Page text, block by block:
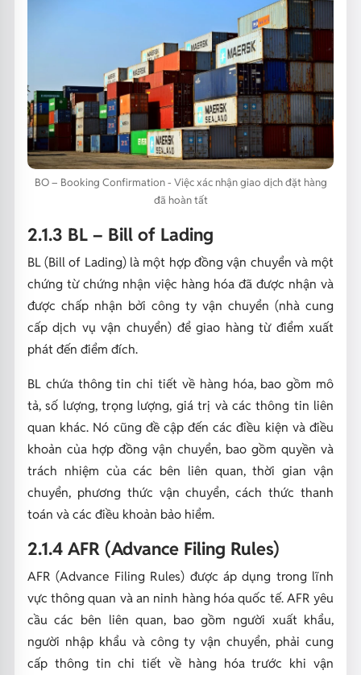
BO – Booking Confirmation - Việc xác nhận giao dịch đặt hàng
đã hoàn tất
2.1.3 BL – Bill of Lading
BL (Bill of Lading) là một hợp đồng vận chuyển và một
chứng từ chứng nhận việc hàng hóa đã được nhận và
được chấp nhận bởi công ty vận chuyển (nhà cung
cấp dịch vụ vận chuyển) để giao hàng từ điểm xuất
phát đến điểm đích.
BL chứa thông tin chi tiết về hàng hóa, bao gồm mô
tả, số lượng, trọng lượng, giá trị và các thông tin liên
quan khác. Nó cũng đề cập đến các điều kiện và điều
khoản của hợp đồng vận chuyển, bao gồm quyền và
trách nhiệm của các bên liên quan, thời gian vận
chuyển, phương thức vận chuyển, cách thức thanh
toán và các điều khoản bảo hiểm.
2.1.4 AFR (Advance Filing Rules)
AFR (Advance Filing Rules) được áp dụng trong lĩnh
vực thông quan và an ninh hàng hóa quốc tế. AFR yêu
cầu các bên liên quan, bao gồm người xuất khẩu,
người nhập khẩu và công ty vận chuyển, phải cung
cấp thông tin chi tiết về hàng hóa trước khi vận